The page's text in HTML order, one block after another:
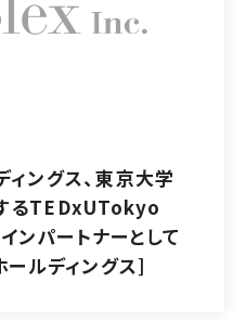
ィングス、東京大学
るTEDxUTokyo
ンパートナーとして
ールディングス]